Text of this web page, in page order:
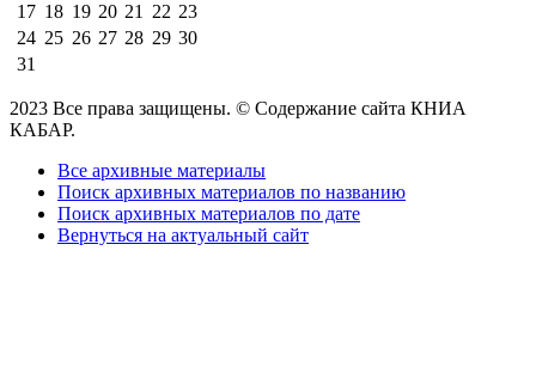
17 18 19 20 21 22 23
24 25 26 27 28 29 30
31
2023 Все права защищены. © Содержание сайта КНИА
КАБАР.
Все архивные материалы
Поиск архивных материалов по названию
Поиск архивных материалов по дате
Вернуться на актуальный сайт